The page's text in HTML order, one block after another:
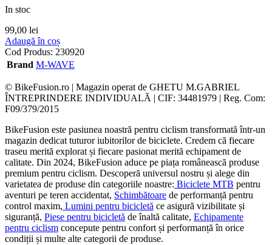
In stoc
99,00 lei
Adaugă în coș
Cod Produs: 230920
Brand M-WAVE
© BikeFusion.ro | Magazin operat de GHETU M.GABRIEL
ÎNTREPRINDERE INDIVIDUALĂ | CIF: 34481979 | Reg. Com:
F09/379/2015
BikeFusion este pasiunea noastră pentru ciclism transformată într-un
magazin dedicat tuturor iubitorilor de biciclete. Credem că fiecare
traseu merită explorat și fiecare pasionat merită echipament de
calitate. Din 2024, BikeFusion aduce pe piața românească produse
premium pentru ciclism. Descoperă universul nostru și alege din
varietatea de produse din categoriile noastre: Biciclete MTB pentru
aventuri pe teren accidentat, Schimbătoare de performanță pentru
control maxim, Lumini pentru bicicletă ce asigură vizibilitate și
siguranță, Piese pentru bicicletă de înaltă calitate, Echipamente
pentru ciclism concepute pentru confort și performanță în orice
condiții și multe alte categorii de produse.